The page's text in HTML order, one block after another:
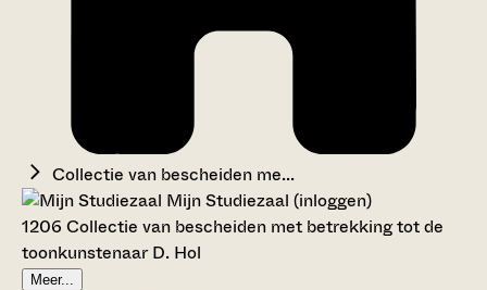
Collectie van bescheiden me...
Mijn Studiezaal (inloggen)
1206 Collectie van bescheiden met betrekking tot de
toonkunstenaar D. Hol
Meer...